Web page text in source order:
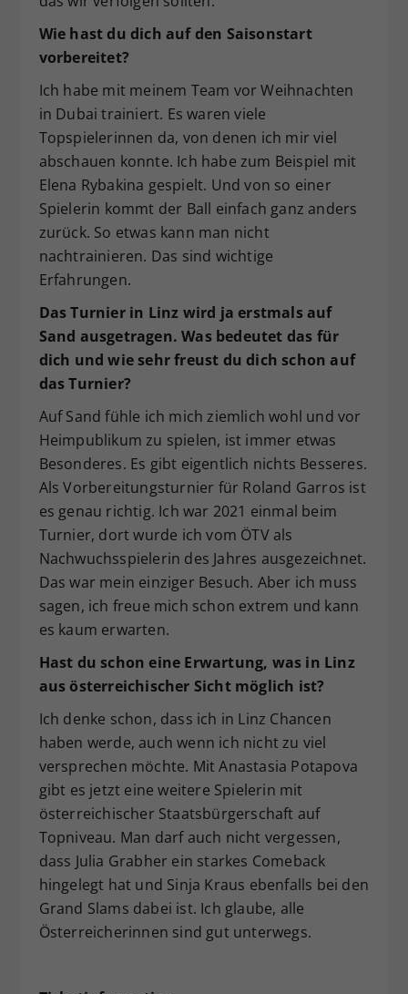
Wie hast du dich auf den Saisonstart
vorbereitet?
Ich habe mit meinem Team vor Weihnachten
in Dubai trainiert. Es waren viele
Topspielerinnen da, von denen ich mir viel
abschauen konnte. Ich habe zum Beispiel mit
Elena Rybakina gespielt. Und von so einer
Spielerin kommt der Ball einfach ganz anders
zurück. So etwas kann man nicht
nachtrainieren. Das sind wichtige
Erfahrungen.
Das Turnier in Linz wird ja erstmals auf
Sand ausgetragen. Was bedeutet das für
dich und wie sehr freust du dich schon auf
das Turnier?
Auf Sand fühle ich mich ziemlich wohl und vor
Heimpublikum zu spielen, ist immer etwas
Besonderes. Es gibt eigentlich nichts Besseres.
Als Vorbereitungsturnier für Roland Garros ist
es genau richtig. Ich war 2021 einmal beim
Turnier, dort wurde ich vom ÖTV als
Nachwuchsspielerin des Jahres ausgezeichnet.
Das war mein einziger Besuch. Aber ich muss
sagen, ich freue mich schon extrem und kann
es kaum erwarten.
Hast du schon eine Erwartung, was in Linz
aus österreichischer Sicht möglich ist?
Ich denke schon, dass ich in Linz Chancen
haben werde, auch wenn ich nicht zu viel
versprechen möchte. Mit Anastasia Potapova
gibt es jetzt eine weitere Spielerin mit
österreichischer Staatsbürgerschaft auf
Topniveau. Man darf auch nicht vergessen,
dass Julia Grabher ein starkes Comeback
hingelegt hat und Sinja Kraus ebenfalls bei den
Grand Slams dabei ist. Ich glaube, alle
Österreicherinnen sind gut unterwegs.